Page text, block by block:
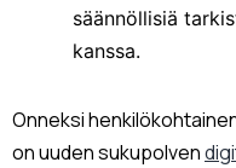
säännöllisiä
kanssa.
Onneksi
on uuden sukupolven